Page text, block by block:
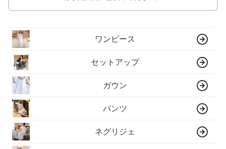
ワンピース
セットアップ
ガウン
パンツ
ネグリジェ